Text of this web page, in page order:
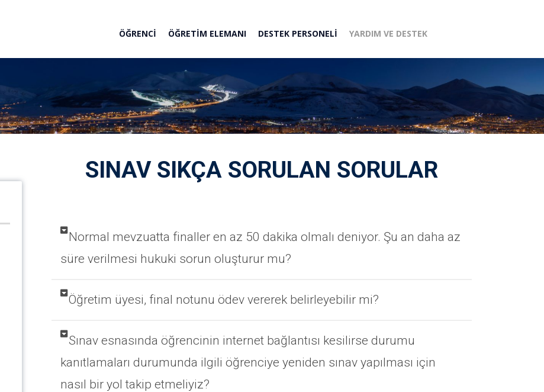
ÖĞRENCI ÖĞRETIM ELEMANI DESTEK PERSONELI YARDIM VE DESTEK
SINAV SIKÇA SORULAN SORULAR
Normal mevzuatta finaller en az 50 dakika olmalı deniyor. Şu an daha az
süre verilmesi hukuki sorun oluşturur mu?
Öğretim üyesi, final notunu ödev vererek belirleyebilir mi?
Sınav esnasında öğrencinin internet bağlantısı kesilirse durumu
kanıtlamaları durumunda ilgili öğrenciye yeniden sınav yapılması için
nasıl bir yol takip etmeliyiz?